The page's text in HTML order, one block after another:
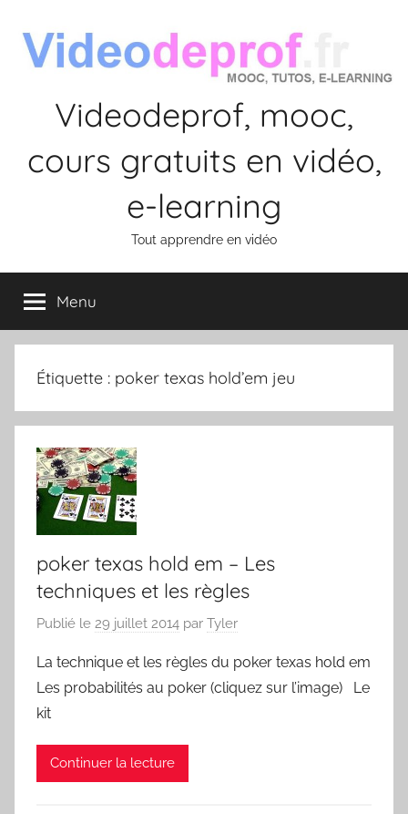
contenu
Videodeprof, mooc,
cours gratuits en vidéo,
e-learning
Tout apprendre en vidéo
Menu
Étiquette : poker texas hold’em jeu
poker texas hold em – Les
techniques et les règles
Publié le 29 juillet 2014 par Tyler
La technique et les règles du poker texas hold em
Les probabilités au poker (cliquez sur l’image) Le
kit
Continuer la lecture